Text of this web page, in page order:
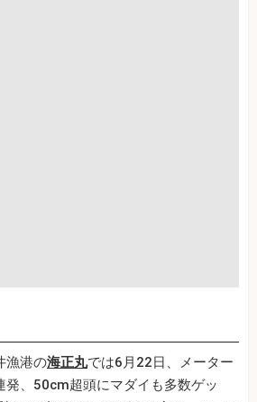
漁港の海正丸では6月22日、メーター
発、50cm超頭にマダイも多数ゲッ